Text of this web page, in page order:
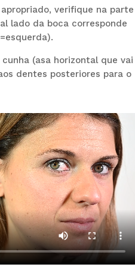
verifique na parte
lado da boca corresponde
(asa horizontal que vai
dentes posteriores para o